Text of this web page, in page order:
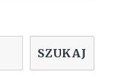
SZUKAJ